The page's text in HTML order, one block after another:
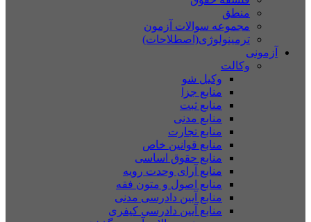
منطق
مجموعه سوالات آزمون
ترمینولوژی(اصطلاحات)
آزمونی
وکالت
وکیل شو
منابع جزا
منابع ثبت
منابع مدنی
منابع تجارت
منابع قوانین خاص
منابع حقوق اساسی
منابع آرای وحدت رویه
منابع اصول و متون فقه
منابع آیین دادرسی مدنی
منابع آیین دادرسی کیفری